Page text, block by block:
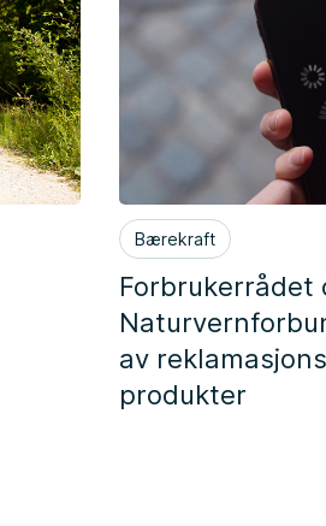
Bærekraft
Forbrukerrådet
av
produkter